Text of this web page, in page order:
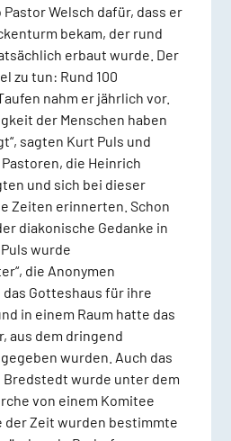
Welsch dafür, dass er
bekam, der rund
erbaut wurde. Der
zu tun: Rund 100
nahm er jährlich vor.
der Menschen haben
sagten Kurt Puls und
die Heinrich
und sich bei dieser
Zeiten erinnerten. Schon
diakonische Gedanke in
wurde
die Anonymen
Gotteshaus für ihre
in einem Raum hatte das
aus dem dringend
wurden. Auch das
Bredstedt wurde unter dem
von einem Komitee
der Zeit wurden bestimmte